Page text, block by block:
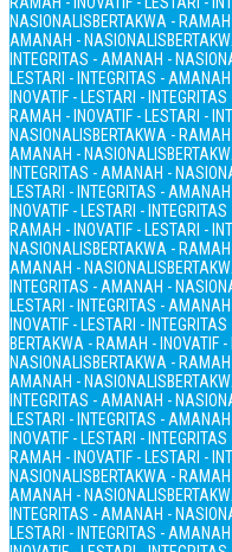
NASIONALISBERTAKWA -
AMANAH - NASIONALIS
INTEGRITAS - AMANAH -
LESTARI - INTEGRITAS -
INOVATIF - LESTARI -
RAMAH - INOVATIF - LESTARI -
NASIONALISBERTAKWA -
AMANAH - NASIONALIS
INTEGRITAS - AMANAH -
LESTARI - INTEGRITAS -
INOVATIF - LESTARI -
RAMAH - INOVATIF - LESTARI -
NASIONALISBERTAKWA -
AMANAH - NASIONALIS
INTEGRITAS - AMANAH -
LESTARI - INTEGRITAS -
INOVATIF - LESTARI -
BERTAKWA - RAMAH - INOVATIF
NASIONALISBERTAKWA -
AMANAH - NASIONALIS
INTEGRITAS - AMANAH -
LESTARI - INTEGRITAS -
INOVATIF - LESTARI -
RAMAH - INOVATIF - LESTARI -
NASIONALISBERTAKWA -
AMANAH - NASIONALIS
INTEGRITAS - AMANAH -
LESTARI - INTEGRITAS -